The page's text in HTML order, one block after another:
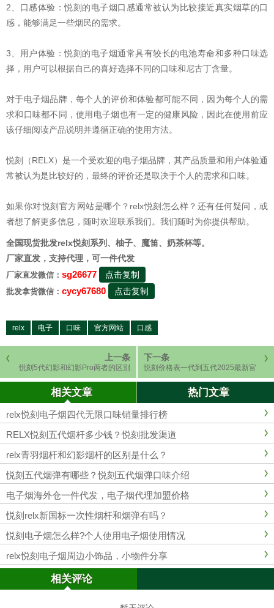
2、口感体验：悦刻的电子烟口感通常被认为比较接近真实烟草的口
感，能够满足一些烟民的需求。
3、用户体验：悦刻的电子烟通常具有较长的电池寿命和多种口味选
择，用户可以根据自己的喜好选择不同的口味和尼古丁含量。
对于电子烟品牌，每个人的评价和体验都可能不同，因为每个人的需
求和口味都不同，使用电子烟也有一定的健康风险，因此在使用前应
该仔细阅读产品说明并遵循正确的使用方法。
悦刻（RELX）是一个受欢迎的电子烟品牌，其产品质量和用户体验通
常被认为是比较好的，最终的评价还是取决于个人的需求和口味。
如果你对悦刻官方网站是哪个？relx悦刻怎么样？还有任何疑问，或
者想了解更多信息，随时欢迎联系我们。我们随时为你提供帮助。
全国现货批发relx悦刻系列、柚子、魔笛、奶茶杯等。
厂家直发，支持代理，可一件代发
厂家直发微信： sg26677 点击复制
批发拿货微信： cycy67680 点击复制
relx 电子 口味 官方网站 口感
上一条
悦刻5代幻影和幻影Pro两者的区别
大吗？
下一条
悦刻价格表一代到五代2025最新官
网售价
相关文章 热门文章
relx悦刻电子烟四代无限口味销量排行榜
RELX悦刻五代烟杆多少钱？悦刻批发渠道
relx青羽烟杆和幻影烟杆的区别是什么？
悦刻五代烟弹有哪些？悦刻五代烟弹口味介绍
电子烟海外仓一件代发，电子烟代理加盟价格
悦刻relx新国标一次性烟杆和烟弹有吗？
悦刻电子烟怎么样?个人使用电子烟使用情况
relx悦刻电子烟周边小饰品，小物件分享
相关评论